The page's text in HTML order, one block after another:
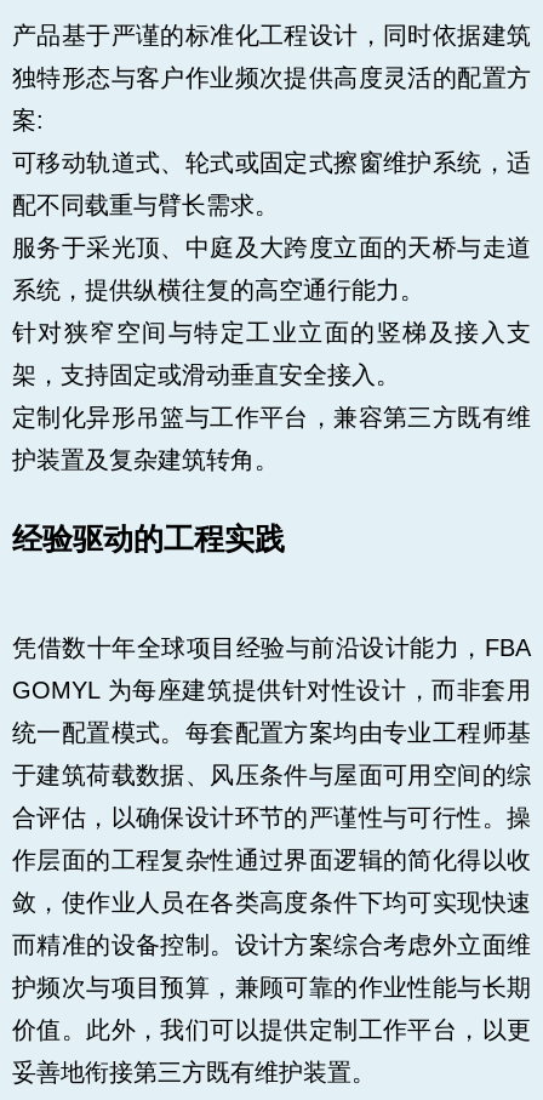
产品基于严谨的标准化工程设计，同时依据建筑
独特形态与客户作业频次提供高度灵活的配置方
案:
可移动轨道式、轮式或固定式擦窗维护系统，适
配不同载重与臂长需求。
服务于采光顶、中庭及大跨度立面的天桥与走道
系统，提供纵横往复的高空通行能力。
针对狭窄空间与特定工业立面的竖梯及接入支
架，支持固定或滑动垂直安全接入。
定制化异形吊篮与工作平台，兼容第三方既有维
护装置及复杂建筑转角。
经验驱动的工程实践
凭借数十年全球项目经验与前沿设计能力，FBA
GOMYL 为每座建筑提供针对性设计，而非套用
统一配置模式。每套配置方案均由专业工程师基
于建筑荷载数据、风压条件与屋面可用空间的综
合评估，以确保设计环节的严谨性与可行性。操
作层面的工程复杂性通过界面逻辑的简化得以收
敛，使作业人员在各类高度条件下均可实现快速
而精准的设备控制。设计方案综合考虑外立面维
护频次与项目预算，兼顾可靠的作业性能与长期
价值。此外，我们可以提供定制工作平台，以更
妥善地衔接第三方既有维护装置。